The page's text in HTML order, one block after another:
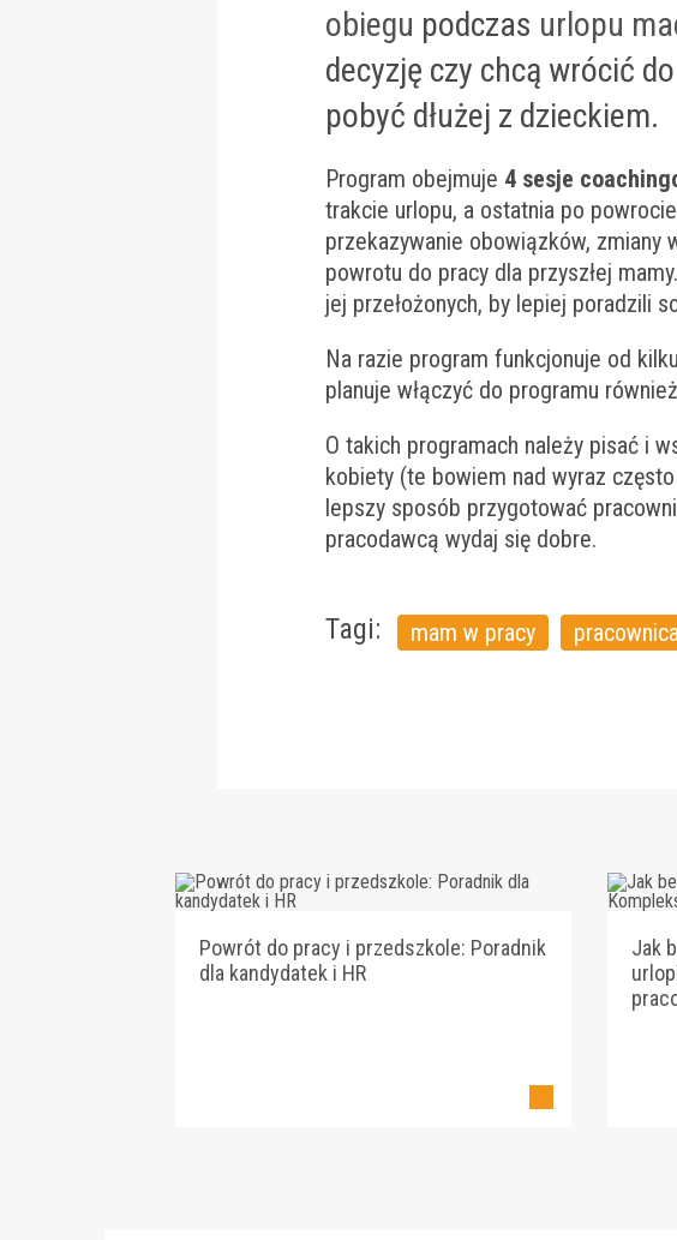
obiegu podczas urlopu
decyzję czy chcą wrócić
pobyć dłużej z dzieckiem.
Program obejmuje 4 sesje
trakcie urlopu, a ostatnia po
przekazywanie obowiązków, zmiany
powrotu do pracy dla przyszłej
jej przełożonych, by lepiej poradzili
Na razie program funkcjonuje od
planuje włączyć do programu
O takich programach należy pisać i
kobiety (te bowiem nad wyraz często
lepszy sposób przygotować
pracodawcą wydaj się dobre.
Tagi: mam w pracy
Powrót do pracy i przedszkole: Poradnik
dla kandydatek i HR
Jak